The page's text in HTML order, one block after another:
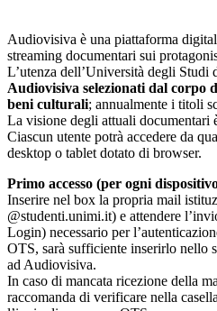
Audiovisiva è una piattaforma
streaming documentari sui
L’utenza dell’Università degli Studi
Audiovisiva selezionati dal corpo
beni culturali; annualmente i titoli
La visione degli attuali documentari
Ciascun utente potrà accedere da
desktop o tablet dotato di browser.
Primo accesso (per ogni
Inserire nel box la propria mail
@studenti.unimi.it) e attendere
Login) necessario per
OTS, sarà sufficiente inserirlo nello
ad Audiovisiva.
In caso di mancata ricezione della
raccomanda di verificare nella